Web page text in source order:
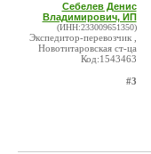
Себелев Денис
Владимирович, ИП
(ИНН:233009651350)
Экспедитор-перевозчик ,
Новотитаровская ст-ца
Код:1543463
#3